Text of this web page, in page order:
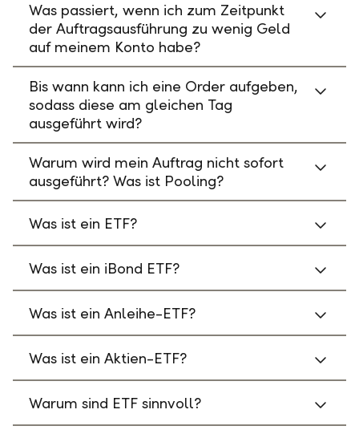
Was passiert, wenn ich zum Zeitpunkt
der Auftragsausführung zu wenig Geld
auf meinem Konto habe?
Bis wann kann ich eine Order aufgeben,
sodass diese am gleichen Tag
ausgeführt wird?
Warum wird mein Auftrag nicht sofort
ausgeführt? Was ist Pooling?
Was ist ein ETF?
Was ist ein iBond ETF?
Was ist ein Anleihe-ETF?
Was ist ein Aktien-ETF?
Warum sind ETF sinnvoll?